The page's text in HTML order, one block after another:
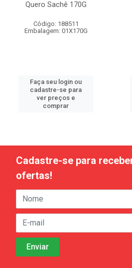
Quero Sachê 170G
Código: 188511
Embalagem: 01X170G
Faça seu login ou
cadastre-se para
ver preços e
comprar
Cadastre-se para
ofertas!